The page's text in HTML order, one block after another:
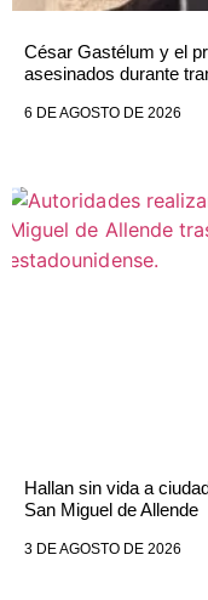
César Gastélum y el
asesinados durante
6 DE AGOSTO DE 2026
Hallan sin vida a
San Miguel de Allende
3 DE AGOSTO DE 2026